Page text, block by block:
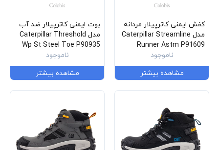
کفش ایمنی کاترپیلار مردانه
مدل Caterpillar Streamline
Runner Astm P91609
ناموجود
مشاهده بیشتر
بوت ایمنی کاترپیلار ضد آب
مدل Caterpillar Threshold
Wp St Steel Toe P90935
ناموجود
مشاهده بیشتر